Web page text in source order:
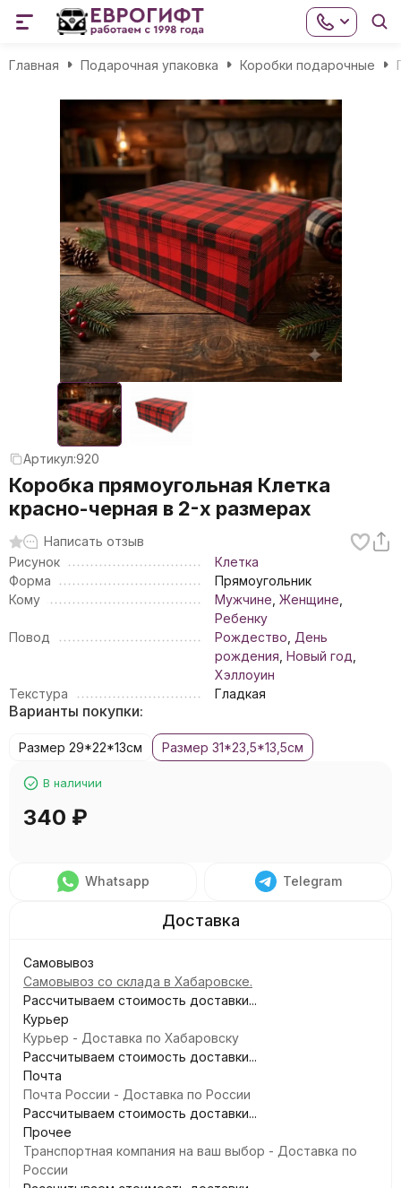
Главная Подарочная упаковка Коробки подарочные
Артикул:920
Коробка прямоугольная Клетка
красно-черная в 2-х размерах
Написать отзыв
Рисунок
Клетка
Форма
Прямоугольник
Кому
Мужчине Женщине
Ребенку
Повод
Рождество День
рождения Новый год
Хэллоуин
Текстура
Гладкая
Варианты покупки:
Размер 29*22*13см Размер 31*23,5*13,5см
В наличии
340 ₽
Whatsapp Telegram
Самовывоз
Самовывоз со склада в Хабаровске.
Рассчитываем стоимость доставки...
Курьер
Курьер - Доставка по Хабаровску
Рассчитываем стоимость доставки...
Почта
Почта России - Доставка по России
Рассчитываем стоимость доставки...
Прочее
Транспортная компания на ваш выбор - Доставка по
России